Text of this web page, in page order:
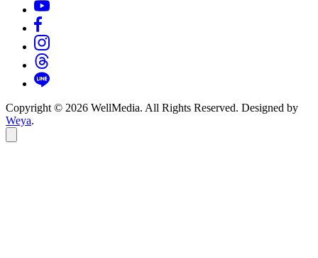
Copyright © 2026 WellMedia. All Rights Reserved. Designed by
Weya.